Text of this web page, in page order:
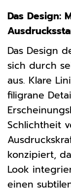
Das Design:
Das Design
sich durch
aus. Klare
filigrane
Schlichtheit
konzipiert,
Look
einen